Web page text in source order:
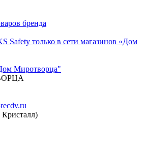
бренда
Safety только в сети магазинов «Дом
Миротворца"
Кристалл)